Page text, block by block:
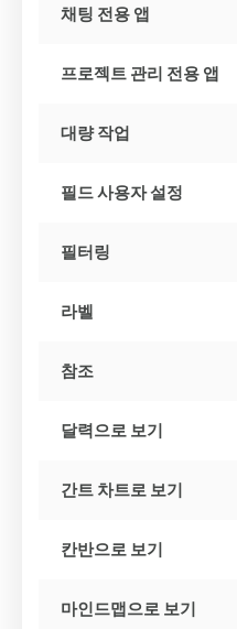
채팅 전용 앱
프로젝트 관리 전용 앱
대량 작업
필드 사용자 설정
필터링
라벨
참조
달력으로 보기
간트 차트로 보기
칸반으로 보기
마인드맵으로 보기